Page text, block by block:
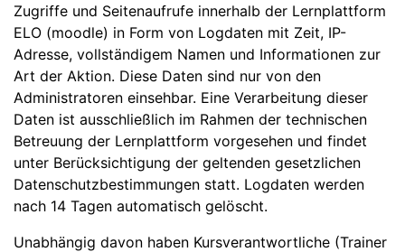
Zugriffe und Seitenaufrufe innerhalb der Lernplattform
ELO (moodle) in Form von Logdaten mit Zeit, IP-
Adresse, vollständigem Namen und Informationen zur
Art der Aktion. Diese Daten sind nur von den
Administratoren einsehbar. Eine Verarbeitung dieser
Daten ist ausschließlich im Rahmen der technischen
Betreuung der Lernplattform vorgesehen und findet
unter Berücksichtigung der geltenden gesetzlichen
Datenschutzbestimmungen statt. Logdaten werden
nach 14 Tagen automatisch gelöscht.
Unabhängig davon haben Kursverantwortliche (Trainer